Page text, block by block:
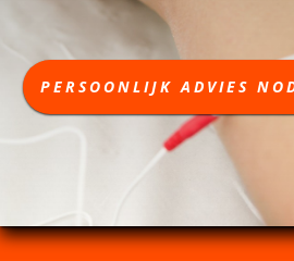
PERSOONLIJK ADVIES